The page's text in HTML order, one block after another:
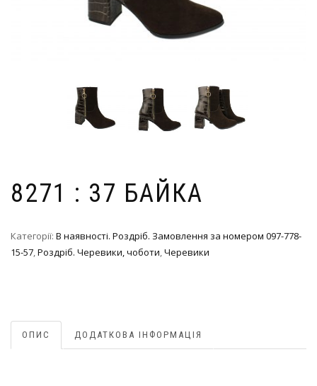
8271 : 37 БАЙКА
Категорії: В наявності. Роздріб. Замовлення за номером 097-778-
15-57,Роздріб. Черевики, чоботи,Черевики
ОПИС ДОДАТКОВА ІНФОРМАЦІЯ